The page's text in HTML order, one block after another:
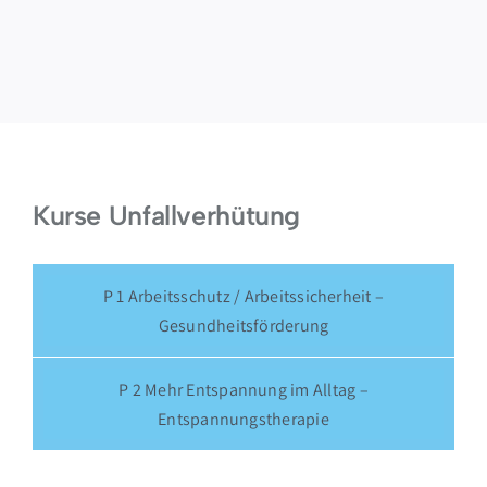
Kurse Unfallverhütung
P 1 Arbeitsschutz / Arbeitssicherheit –
Gesundheitsförderung
P 2 Mehr Entspannung im Alltag –
Entspannungstherapie